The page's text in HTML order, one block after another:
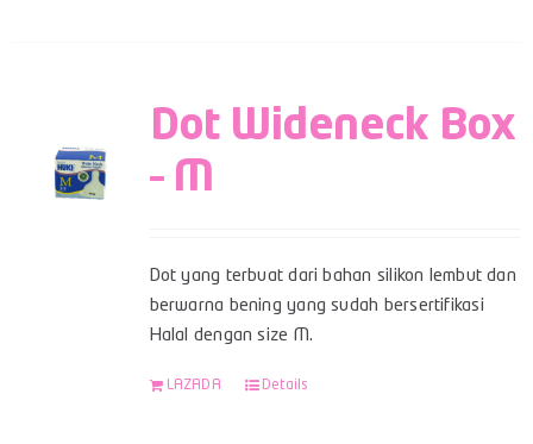
Dot Wideneck Box
– M
Dot yang terbuat dari bahan silikon lembut dan
berwarna bening yang sudah bersertifikasi
Halal dengan size M.
LAZADA Details